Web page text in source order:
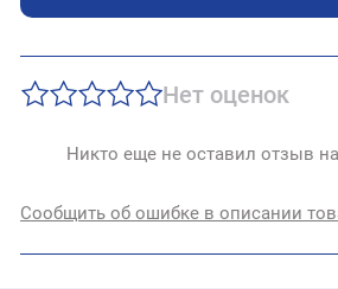
Нет оценок
Никто еще не оставил отзыв
Сообщить об ошибке в описании